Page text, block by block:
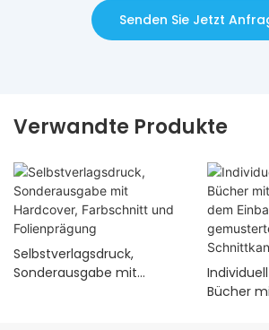
Senden Sie Jetzt
Verwandte Produkte
Selbstverlagsdruck,
Sonderausgabe mit
Bücher